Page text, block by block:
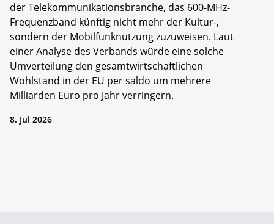
der Telekommunikationsbranche, das 600-MHz-
Frequenzband künftig nicht mehr der Kultur-,
sondern der Mobilfunknutzung zuzuweisen. Laut
einer Analyse des Verbands würde eine solche
Umverteilung den gesamtwirtschaftlichen
Wohlstand in der EU per saldo um mehrere
Milliarden Euro pro Jahr verringern.
8. Jul 2026